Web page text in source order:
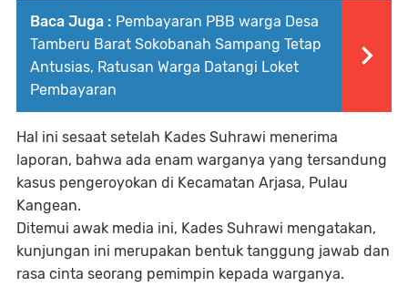
Baca Juga : Pembayaran PBB warga Desa
Tamberu Barat Sokobanah Sampang Tetap
Antusias, Ratusan Warga Datangi Loket
Pembayaran
Hal ini sesaat setelah Kades Suhrawi menerima
laporan, bahwa ada enam warganya yang tersandung
kasus pengeroyokan di Kecamatan Arjasa, Pulau
Kangean.
Ditemui awak media ini, Kades Suhrawi mengatakan,
kunjungan ini merupakan bentuk tanggung jawab dan
rasa cinta seorang pemimpin kepada warganya.